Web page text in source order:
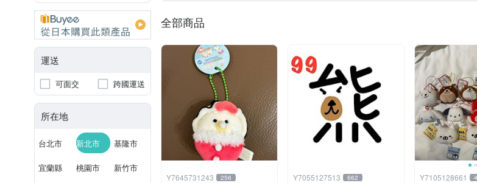
運送
可面交 跨國運送
所在地
台北市 新北市 基隆市
宜蘭縣 桃園市 新竹市
全部商品
Y7645731243 256 Y7055127513 662 Y7105128661